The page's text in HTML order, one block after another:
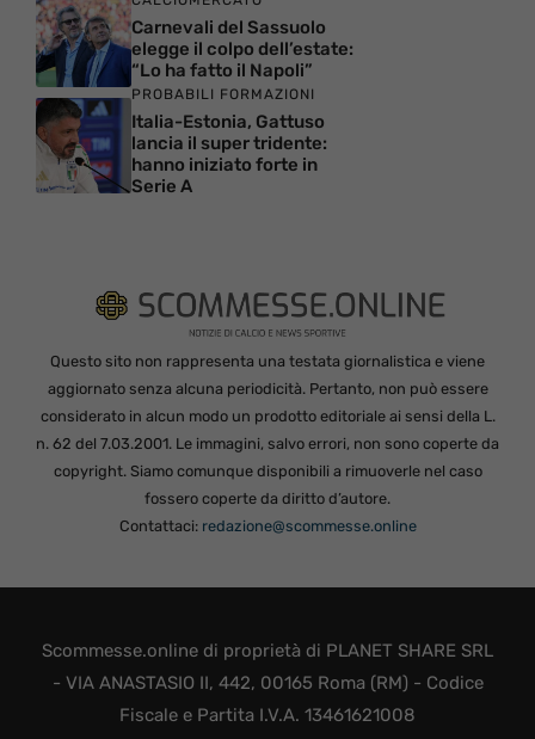
Carnevali del Sassuolo
elegge il colpo dell’estate:
“Lo ha fatto il Napoli”
PROBABILI FORMAZIONI
Italia-Estonia, Gattuso
lancia il super tridente:
hanno iniziato forte in
Serie A
Questo sito non rappresenta una testata giornalistica e viene
aggiornato senza alcuna periodicità. Pertanto, non può essere
considerato in alcun modo un prodotto editoriale ai sensi della L.
n. 62 del 7.03.2001. Le immagini, salvo errori, non sono coperte da
copyright. Siamo comunque disponibili a rimuoverle nel caso
fossero coperte da diritto d’autore.
Contattaci: redazione@scommesse.online
Scommesse.online di proprietà di PLANET SHARE SRL
- VIA ANASTASIO II, 442, 00165 Roma (RM) - Codice
Fiscale e Partita I.V.A. 13461621008